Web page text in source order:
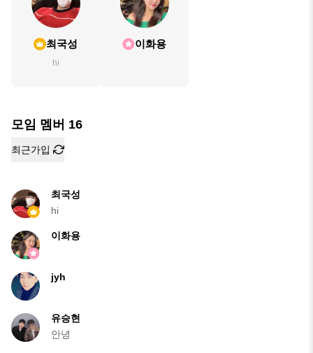
최국성
hi
이화용
모임 멤버 16
최근가입
최국성
hi
이화용
jyh
유승현
안녕